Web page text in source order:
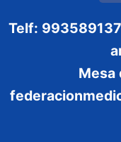
Telf:
Mesa